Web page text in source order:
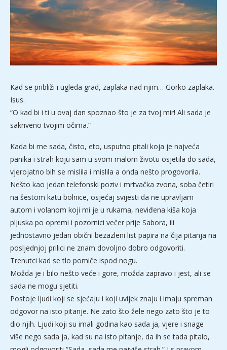
Kad se približi i ugleda grad, zaplaka nad njim… Gorko zaplaka.
Isus.
“O kad bi i ti u ovaj dan spoznao što je za tvoj mir! Ali sada je
sakriveno tvojim očima.“
Kada bi me sada, čisto, eto, usputno pitali koja je najveća
panika i strah koju sam u svom malom životu osjetila do sada,
vjerojatno bih se mislila i mislila a onda nešto progovorila.
Nešto kao jedan telefonski poziv i mrtvačka zvona, soba četiri
na šestom katu bolnice, osjećaj svijesti da ne upravljam
autom i volanom koji mi je u rukama, neviđena kiša koja
pljuska po opremi i pozornici večer prije Sabora, ili
jednostavno jedan obični bezazleni list papira na čija pitanja na
posljednjoj prilici ne znam dovoljno dobro odgovoriti.
Trenutci kad se tlo pomiče ispod nogu.
Možda je i bilo nešto veće i gore, možda zapravo i jest, ali se
sada ne mogu sjetiti.
Postoje ljudi koji se sjećaju i koji uvijek znaju i imaju spreman
odgovor na isto pitanje. Ne zato što žele nego zato što je to
dio njih. Ljudi koji su imali godina kao sada ja, vjere i snage
više nego sada ja, kad su na isto pitanje, da ih se tada pitalo,